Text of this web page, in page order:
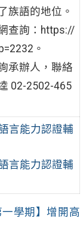
族語的地位。
查詢：https://
。
承辦人，聯絡
02-2502-465
言能力認證輔
言能力認證輔
一學期】增開高